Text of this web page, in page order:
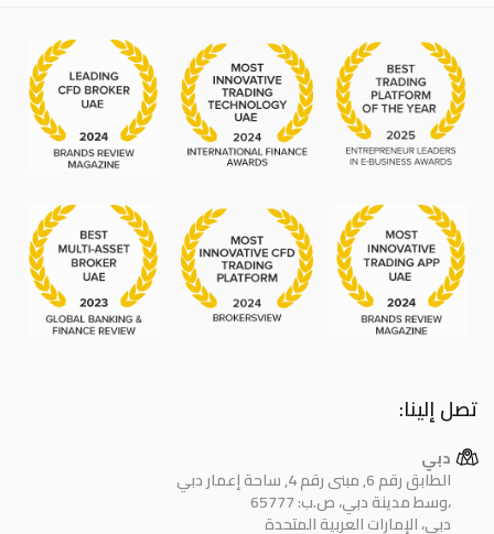
تصل إلينا:
دبي
الطابق رقم 6, مبنى رقم 4, ساحة إعمار دبي
وسط مدينة دبي، ص.ب: 65777،
دبي، الإمارات العربية المتحدة